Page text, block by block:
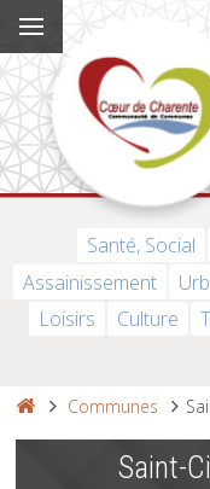
Santé, Social
Assainissement
Loisirs
Culture
Communes
Saint-